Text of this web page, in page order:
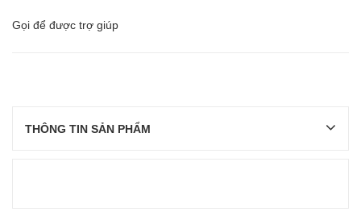
Gọi để được trợ giúp
THÔNG TIN SẢN PHẨM